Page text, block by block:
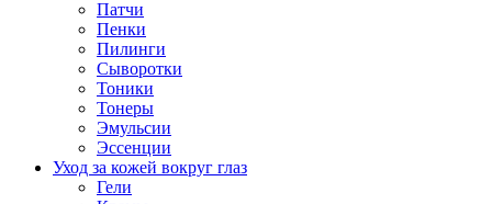
Патчи
Пенки
Пилинги
Сыворотки
Тоники
Тонеры
Эмульсии
Эссенции
Уход за кожей вокруг глаз
Гели